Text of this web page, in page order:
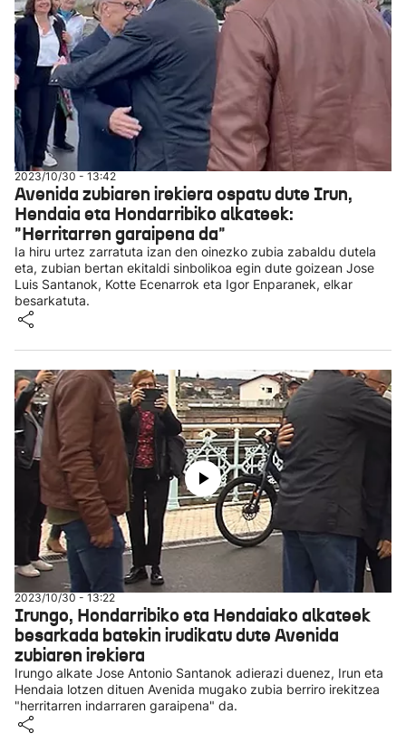
2023/10/30 - 13:42
Avenida zubiaren irekiera ospatu dute Irun,
Hendaia eta Hondarribiko alkateek:
"Herritarren garaipena da"
Ia hiru urtez zarratuta izan den oinezko zubia zabaldu dutela
eta, zubian bertan ekitaldi sinbolikoa egin dute goizean Jose
Luis Santanok, Kotte Ecenarrok eta Igor Enparanek, elkar
besarkatuta.
2023/10/30 - 13:22
Irungo, Hondarribiko eta Hendaiako alkateek
besarkada batekin irudikatu dute Avenida
zubiaren irekiera
Irungo alkate Jose Antonio Santanok adierazi duenez, Irun eta
Hendaia lotzen dituen Avenida mugako zubia berriro irekitzea
"herritarren indarraren garaipena" da.